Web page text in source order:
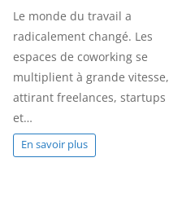
Le monde du travail a
radicalement changé. Les
espaces de coworking se
multiplient à grande vitesse,
attirant freelances, startups
et…
En savoir plus